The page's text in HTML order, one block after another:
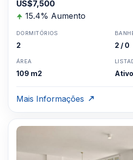
US$7,500
15.4% Aumento
DORMITÓRIOS
2 2 / 0
ÁREA
109 m2 Ativo
Mais Informações